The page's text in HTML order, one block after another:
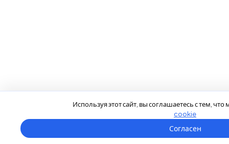
Используя этот сайт, вы соглашаетесь с тем,
cookie
Согласен